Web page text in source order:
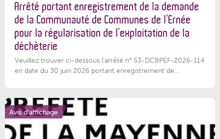
Arrêté portant enregistrement de la demande
de la Communauté de Communes de l’Ernée
pour la régularisation de l’exploitation de la
déchèterie
Veuillez trouver ci-dessous l'arrêté n° 53-DCBPEF-2026-114
en date du 30 juin 2026 portant enregistrement de...
Avis d'affichage